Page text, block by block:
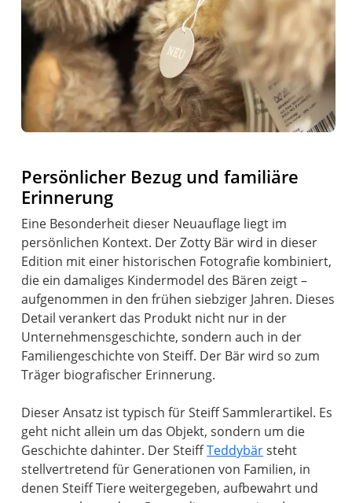
Persönlicher Bezug und familiäre
Erinnerung
Eine Besonderheit dieser Neuauflage liegt im
persönlichen Kontext. Der Zotty Bär wird in dieser
Edition mit einer historischen Fotografie kombiniert,
die ein damaliges Kindermodel des Bären zeigt –
aufgenommen in den frühen siebziger Jahren. Dieses
Detail verankert das Produkt nicht nur in der
Unternehmensgeschichte, sondern auch in der
Familiengeschichte von Steiff. Der Bär wird so zum
Träger biografischer Erinnerung.
Dieser Ansatz ist typisch für Steiff Sammlerartikel. Es
geht nicht allein um das Objekt, sondern um die
Geschichte dahinter. Der SteiffTeddybärsteht
stellvertretend für Generationen von Familien, in
denen Steiff Tiere weitergegeben, aufbewahrt und